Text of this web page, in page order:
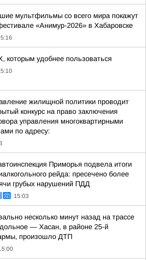
мультфильмы со всего мира покажут
«Анимур-2026» в Хабаровске
которым удобнее пользоваться
жилищной политики проводит
конкурс на право заключения
управления многоквартирными
по адресу:
Приморья подвела итоги
рейда: пресечено более
грубых нарушений ПДД
15:03
несколько минут назад на трассе
— Хасан, в районе 25-й
произошло ДТП